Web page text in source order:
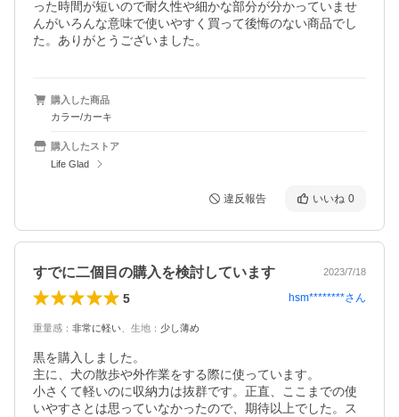
った時間が短いので耐久性や細かな部分が分かっていませ
んがいろんな意味で使いやすく買って後悔のない商品でし
た。ありがとうございました。
購入した商品
カラー/カーキ
購入したストア
Life Glad
違反報告 いいね 0
すでに二個目の購入を検討しています 2023/7/18
5 hsm********さん
重量感 ： 非常に軽い 生地 ： 少し薄め
黒を購入しました。
主に、犬の散歩や外作業をする際に使っています。
小さくて軽いのに収納力は抜群です。正直、ここまでの使
いやすさとは思っていなかったので、期待以上でした。ス